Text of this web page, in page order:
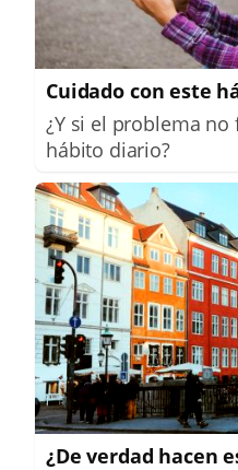
Cuidado con este
¿Y si el problema
hábito diario?
¿De verdad hacen